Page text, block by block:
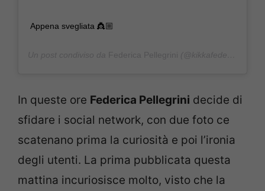
Appena svegliata 👸🏼
In queste ore Federica Pellegrini decide di
sfidare i social network, con due foto ce
scatenano prima la curiosità e poi l’ironia
degli utenti. La prima pubblicata questa
mattina incuriosisce molto, visto che la